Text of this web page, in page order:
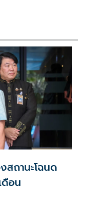
สถานะโฉนด
ดือน